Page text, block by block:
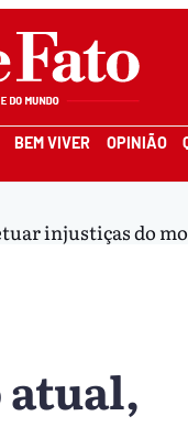
BEM VIVER OPINIÃO
injustiças do